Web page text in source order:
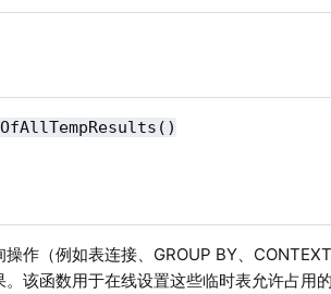
操作（例如表连接、GROUP BY、
。该函数用于在线设置这些临时表允许占用